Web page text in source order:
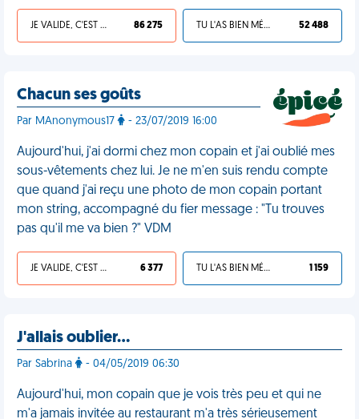
JE VALIDE, C'EST UNE VDM 86 275 TU L'AS BIEN MÉRITÉ 52 488
Chacun ses goûts
Par MAnonymous17 - 23/07/2019 16:00
Aujourd'hui, j'ai dormi chez mon copain et j'ai oublié mes
sous-vêtements chez lui. Je ne m'en suis rendu compte
que quand j'ai reçu une photo de mon copain portant
mon string, accompagné du fier message : "Tu trouves
pas qu'il me va bien ?" VDM
JE VALIDE, C'EST UNE VDM 6 377 TU L'AS BIEN MÉRITÉ 1 159
J'allais oublier…
Par Sabrina - 04/05/2019 06:30
Aujourd'hui, mon copain que je vois très peu et qui ne
m'a jamais invitée au restaurant m'a très sérieusement